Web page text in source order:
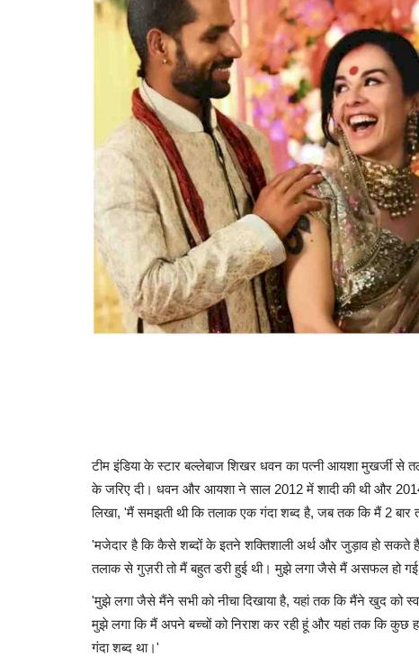
टीम इंडिया के स्टार बल्लेबाज शिखर धवन का पत्नी आयशा मुखर्जी से
के जरिए दी। धवन और आयशा ने साल 2012 में शादी की थी और
लिखा, 'मैं समझती थी कि तलाक एक गंदा शब्द है, जब तक कि मैं 2 बार
'मजेदार है कि कैसे शब्दों के इतने शक्तिशाली अर्थ और जुड़ाव हो
तलाक से गुज़री तो मैं बहुत डरी हुई थी। मुझे लगा जैसे मैं असफल हो
'मुझे लगा जैसे मैंने सभी को नीचा दिखाया है, यहां तक कि मैंने खुद को
मुझे लगा कि मैं अपने बच्चों को निराश कर रही हूं और यहां तक कि कुछ
गंदा शब्द था।'